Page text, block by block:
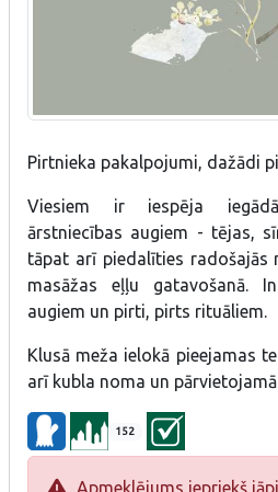
Pirtnieka pakalpojumi, dažādi
Viesiem ir iespēja
ārstniecības augiem - tējas,
tāpat arī piedalīties radošajās
masāžas eļļu gatavošanā.
augiem un pirti, pirts rituāliem.
Klusā meža ielokā pieejamas
arī kubla noma un
152
Apmeklējums iepriekš